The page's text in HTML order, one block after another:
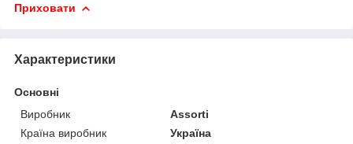
Приховати
Характеристики
Основні
Виробник
Assorti
Країна виробник
Україна